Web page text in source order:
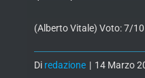
(Alberto Vitale) Voto: 7/10
Di redazione | 14 Marzo